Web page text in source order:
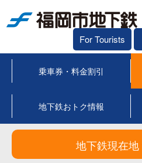
For Tourists
乗車券・料金割引
地下鉄おトク情報
地下鉄現在地